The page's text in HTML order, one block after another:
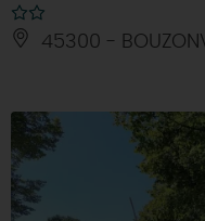
45300 -